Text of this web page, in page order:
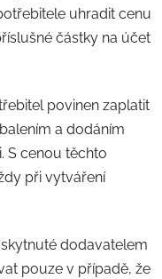
uhradit cenu
částky na účet
povinen zaplatit
a dodáním
S cenou těchto
při vytváření
dodavatelem
pouze v případě, že